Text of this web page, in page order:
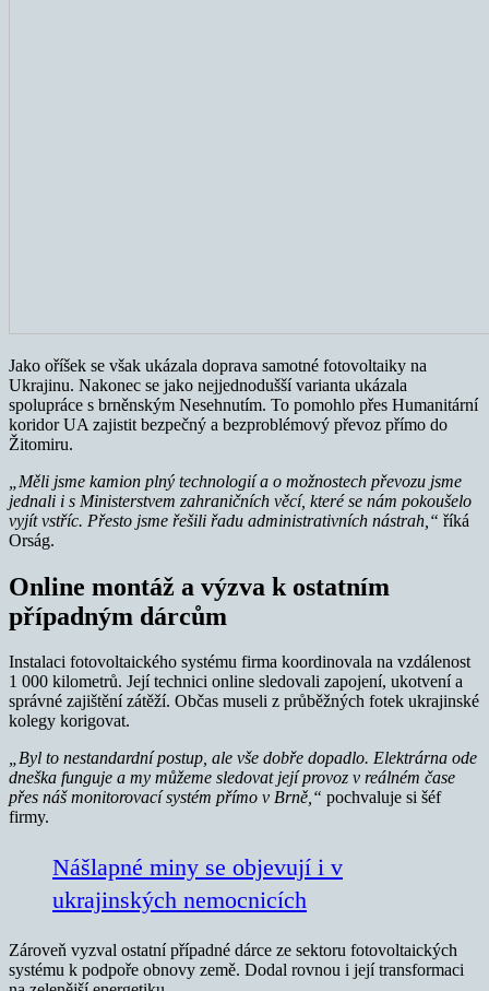
Jako oříšek se však ukázala doprava samotné fotovoltaiky na
Ukrajinu. Nakonec se jako nejjednodušší varianta ukázala
spolupráce s brněnským Nesehnutím. To pomohlo přes Humanitární
koridor UA zajistit bezpečný a bezproblémový převoz přímo do
Žitomiru.
„Měli jsme kamion plný technologií a o možnostech převozu jsme
jednali i s Ministerstvem zahraničních věcí, které se nám pokoušelo
vyjít vstříc. Přesto jsme řešili řadu administrativních nástrah,“ říká
Orság.
Online montáž a výzva k ostatním
případným dárcům
Instalaci fotovoltaického systému firma koordinovala na vzdálenost
1 000 kilometrů. Její technici online sledovali zapojení, ukotvení a
správné zajištění zátěží. Občas museli z průběžných fotek ukrajinské
kolegy korigovat.
„Byl to nestandardní postup, ale vše dobře dopadlo. Elektrárna ode
dneška funguje a my můžeme sledovat její provoz v reálném čase
přes náš monitorovací systém přímo v Brně,“ pochvaluje si šéf
firmy.
Nášlapné miny se objevují i v
ukrajinských nemocnicích
Zároveň vyzval ostatní případné dárce ze sektoru fotovoltaických
systému k podpoře obnovy země. Dodal rovnou i její transformaci